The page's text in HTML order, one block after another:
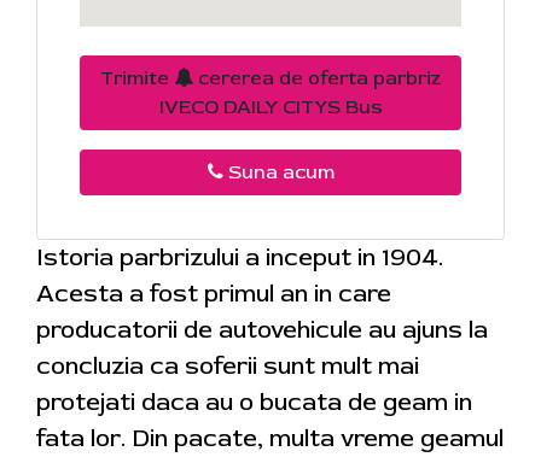
Trimite
cererea de oferta parbriz
IVECO DAILY CITYS Bus
Suna acum
Istoria parbrizului a inceput in 1904.
Acesta a fost primul an in care
producatorii de autovehicule au ajuns la
concluzia ca soferii sunt mult mai
protejati daca au o bucata de geam in
fata lor. Din pacate, multa vreme geamul